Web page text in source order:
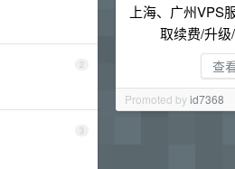
上海、广州VPS
取续费/升级
查
Promoted byid7368
2
3